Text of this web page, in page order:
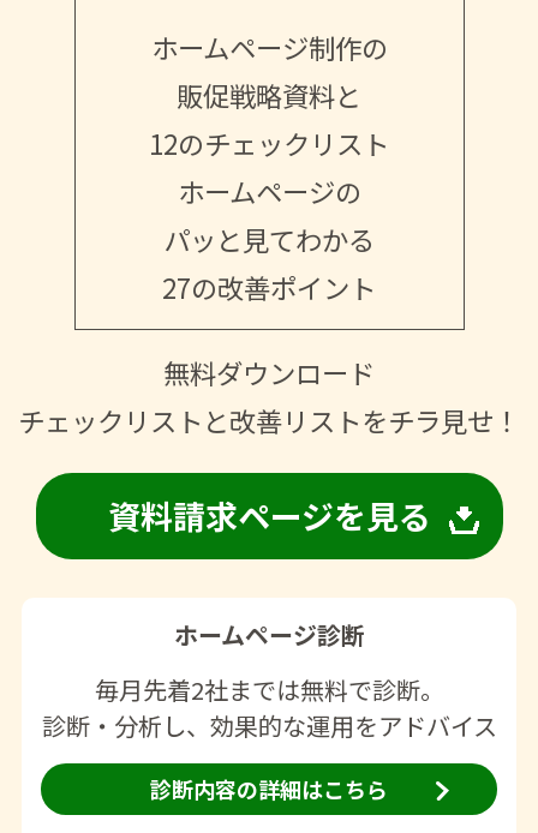
ホームページ制作の
販促戦略資料と
12のチェックリスト
ホームページの
パッと見てわかる
27の改善ポイント
無料ダウンロード
チェックリストと改善リストをチラ見せ！
資料請求ページを見る
ホームページ診断
毎月先着2社までは無料で診断。
診断・分析し、効果的な運用をアドバイス
診断内容の詳細はこちら